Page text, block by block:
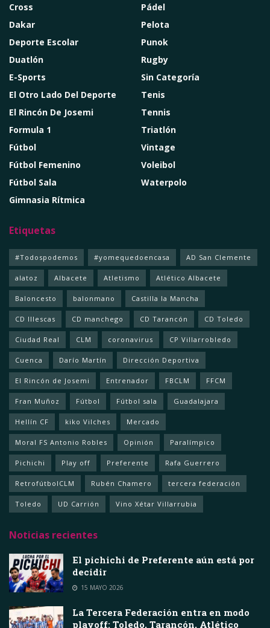
Cross
Dakar
Deporte Escolar
Duatlón
E-Sports
El Otro Lado Del Deporte
El Rincón De Josemi
Formula 1
Fútbol
Fútbol Femenino
Fútbol Sala
Gimnasia Rítmica
Pádel
Pelota
Punok
Rugby
Sin Categoría
Tenis
Tennis
Triatlón
Vintage
Voleibol
Waterpolo
Etiquetas
#Todospodemos #yomequedoencasa AD San Clemente
alatoz Albacete Atletismo Atlético Albacete
Baloncesto balonmano Castilla la Mancha
CD Illescas CD manchego CD Tarancón CD Toledo
Ciudad Real CLM coronavirus CP Villarrobledo
Cuenca Darío Martín Dirección Deportiva
El Rincón de Josemi Entrenador FBCLM FFCM
Fran Muñoz Fútbol Fútbol sala Guadalajara
Hellín CF kiko Vilches Mercado
Moral FS Antonio Robles Opinión Paralímpico
Pichichi Play off Preferente Rafa Guerrero
RetrofútbolCLM Rubén Chamero tercera federación
Toledo UD Carrión Vino Xétar Villarrubia
Noticias recientes
El pichichi de Preferente aún está por
decidir
15 MAYO 2026
La Tercera Federación entra en modo
playoff: Toledo, Tarancón, Atlético